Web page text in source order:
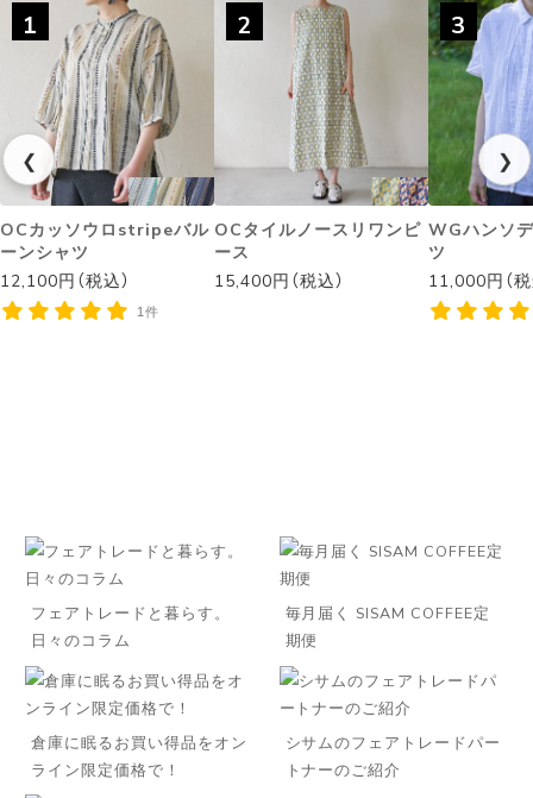
❮
1
OCカッソウロstripeバル
ーンシャツ
12,100円（税込）
1件
2
OCタイルノースリワンピ
ース
15,400円（税込）
3
WGハンソ
ツ
11,000円（税
❯
フェアトレードと暮らす。
日々のコラム
毎月届く SISAM COFFEE定
期便
倉庫に眠るお買い得品をオン
ライン限定価格で！
シサムのフェアトレードパー
トナーのご紹介